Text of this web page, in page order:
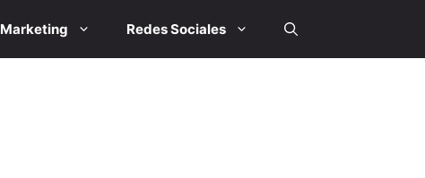
Marketing Redes Sociales